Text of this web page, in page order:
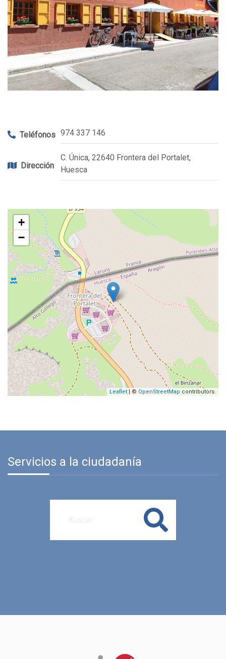
Teléfonos 974 337 146
Dirección
C. Única, 22640 Frontera del Portalet,
Huesca
+
−
Leaflet | © OpenStreetMap contributors.
Servicios a la ciudadanía
Buscar